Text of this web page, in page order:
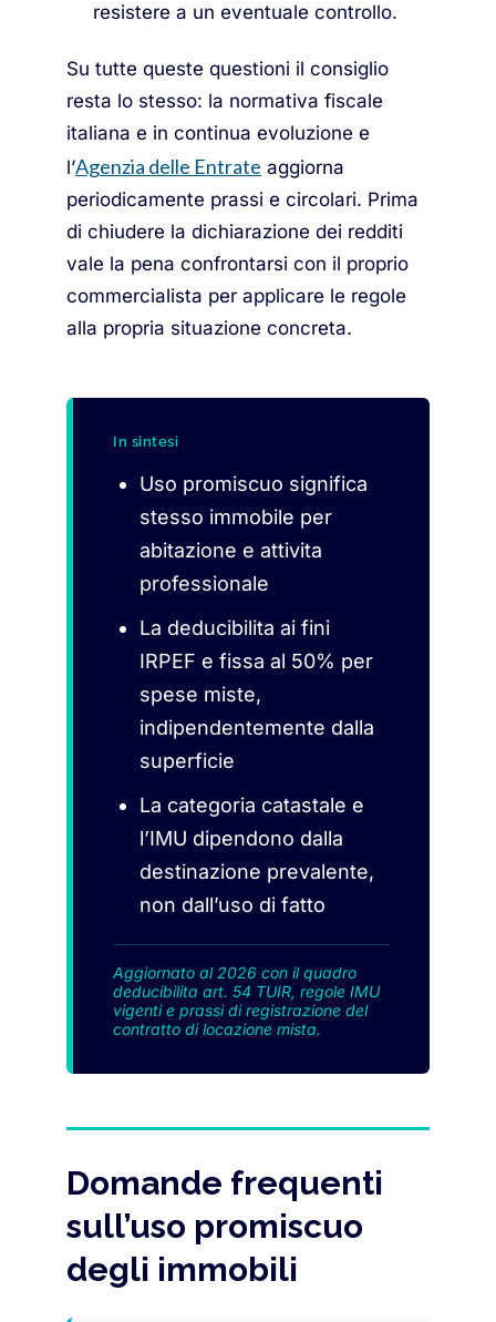
resistere a un eventuale controllo.
Su tutte queste questioni il consiglio
resta lo stesso: la normativa fiscale
italiana e in continua evoluzione e
l’Agenzia delle Entrate aggiorna
periodicamente prassi e circolari. Prima
di chiudere la dichiarazione dei redditi
vale la pena confrontarsi con il proprio
commercialista per applicare le regole
alla propria situazione concreta.
In sintesi
Uso promiscuo significa
stesso immobile per
abitazione e attivita
professionale
La deducibilita ai fini
IRPEF e fissa al 50% per
spese miste,
indipendentemente dalla
superficie
La categoria catastale e
l’IMU dipendono dalla
destinazione prevalente,
non dall’uso di fatto
Aggiornato al 2026 con il quadro
deducibilita art. 54 TUIR, regole IMU
vigenti e prassi di registrazione del
contratto di locazione mista.
Domande frequenti
sull’uso promiscuo
degli immobili